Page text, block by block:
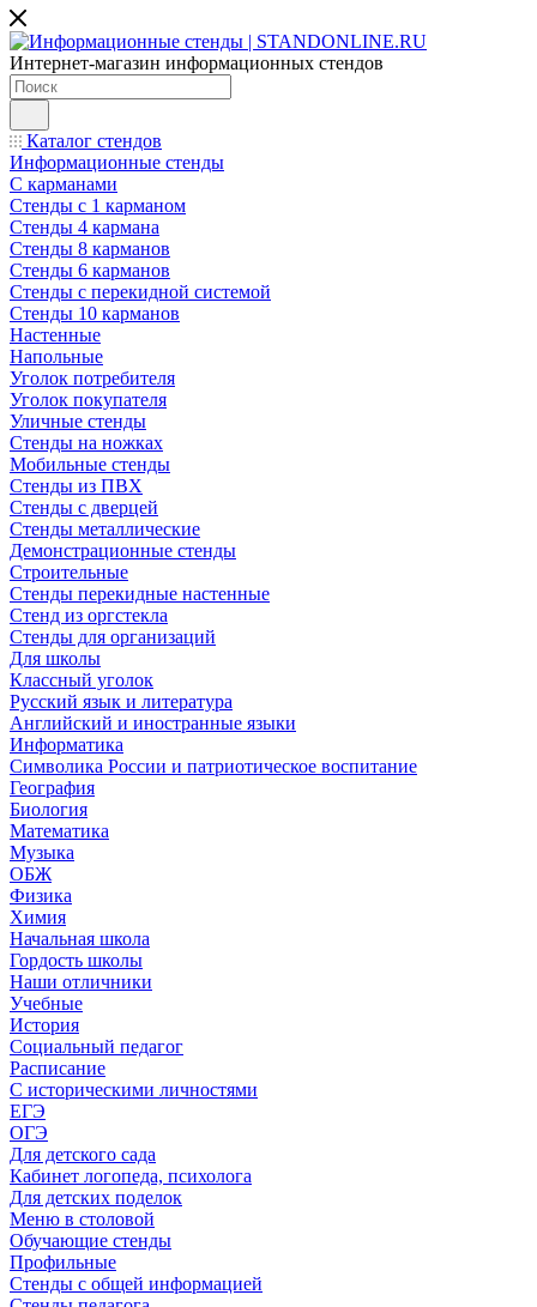
Интернет-магазин информационных стендов
Каталог стендов
Информационные стенды
С карманами
Стенды с 1 карманом
Стенды 4 кармана
Стенды 8 карманов
Стенды 6 карманов
Стенды с перекидной системой
Стенды 10 карманов
Настенные
Напольные
Уголок потребителя
Уголок покупателя
Уличные стенды
Стенды на ножках
Мобильные стенды
Стенды из ПВХ
Стенды с дверцей
Стенды металлические
Демонстрационные стенды
Строительные
Стенды перекидные настенные
Стенд из оргстекла
Стенды для организаций
Для школы
Классный уголок
Русский язык и литература
Английский и иностранные языки
Информатика
Символика России и патриотическое воспитание
География
Биология
Математика
Музыка
ОБЖ
Физика
Химия
Начальная школа
Гордость школы
Наши отличники
Учебные
История
Социальный педагог
Расписание
С историческими личностями
ЕГЭ
ОГЭ
Для детского сада
Кабинет логопеда, психолога
Для детских поделок
Меню в столовой
Обучающие стенды
Профильные
Стенды с общей информацией